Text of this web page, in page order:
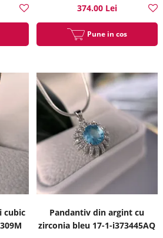
374.00 Lei
Pune in cos
cubic
Pandantiv din argint cu
zirconia bleu 17-1-i373445AQ